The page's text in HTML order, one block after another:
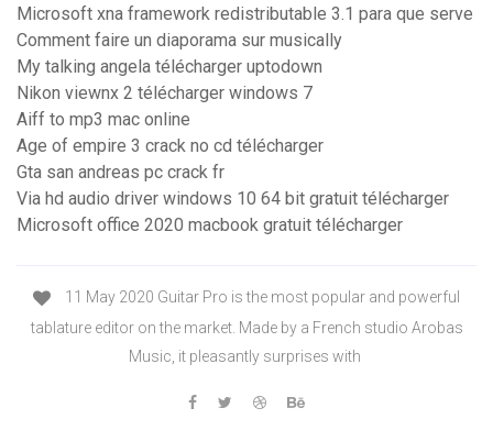
Microsoft xna framework redistributable 3.1 para que serve
Comment faire un diaporama sur musically
My talking angela télécharger uptodown
Nikon viewnx 2 télécharger windows 7
Aiff to mp3 mac online
Age of empire 3 crack no cd télécharger
Gta san andreas pc crack fr
Via hd audio driver windows 10 64 bit gratuit télécharger
Microsoft office 2020 macbook gratuit télécharger
11 May 2020 Guitar Pro is the most popular and powerful
tablature editor on the market. Made by a French studio Arobas
Music, it pleasantly surprises with